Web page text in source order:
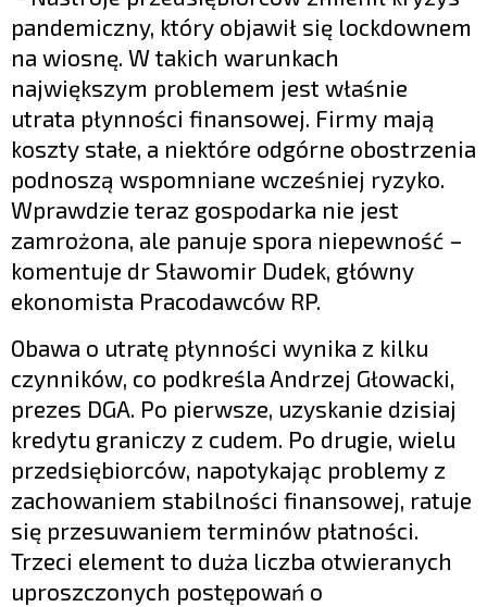
pandemiczny, który objawił się lockdownem
na wiosnę. W takich warunkach
największym problemem jest właśnie
utrata płynności finansowej. Firmy mają
koszty stałe, a niektóre odgórne obostrzenia
podnoszą wspomniane wcześniej ryzyko.
Wprawdzie teraz gospodarka nie jest
zamrożona, ale panuje spora niepewność –
komentuje dr Sławomir Dudek, główny
ekonomista Pracodawców RP.
Obawa o utratę płynności wynika z kilku
czynników, co podkreśla Andrzej Głowacki,
prezes DGA. Po pierwsze, uzyskanie dzisiaj
kredytu graniczy z cudem. Po drugie, wielu
przedsiębiorców, napotykając problemy z
zachowaniem stabilności finansowej, ratuje
się przesuwaniem terminów płatności.
Trzeci element to duża liczba otwieranych
uproszczonych postępowań o